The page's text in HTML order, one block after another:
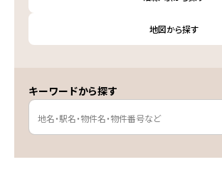
地図から探す
キーワードから探す